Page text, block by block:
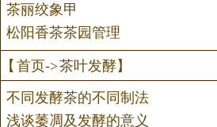
茶丽绞象甲
松阳香茶茶园管理
【 首页->茶叶发酵】
不同发酵茶的不同制法
浅谈萎凋及发酵的意义